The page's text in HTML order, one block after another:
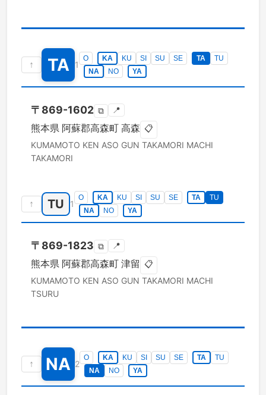
↑ TA 1
O KA KU SI SU SE TA
TU
NA
NO YA
〒 869-1602 ⧉ 📍
熊本県 阿蘇郡高森町 高森 📋
KUMAMOTO KEN ASO GUN TAKAMORI MACHI
TAKAMORI
↑ TU 1
O KA KU SI SU SE TA
TU
NA
NO YA
〒 869-1823 ⧉ 📍
熊本県 阿蘇郡高森町 津留 📋
KUMAMOTO KEN ASO GUN TAKAMORI MACHI
TSURU
↑ NA 2
O KA KU SI SU SE TA
TU
NA
NO YA